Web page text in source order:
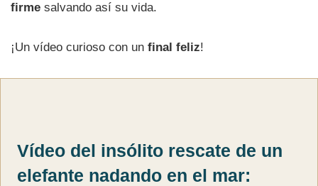
firme salvando así su vida.
¡Un vídeo curioso con un final feliz!
Vídeo del insólito rescate de un
elefante nadando en el mar: